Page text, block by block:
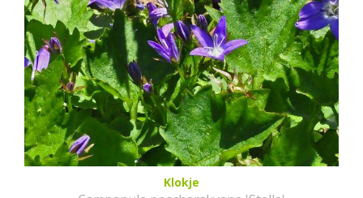
Klokje